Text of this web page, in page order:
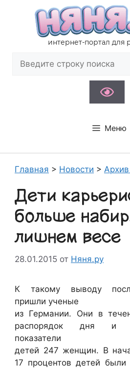
содержимому
интернет-портал для
Меню
Главная > Новости >
Дети
больше
лишнем весе
28.01.2015 от Няня.ру
К такому выводу
пришли ученые
из Германии. Они в
распорядок дня и
показатели
детей 247 женщин. В
17 процентов детей